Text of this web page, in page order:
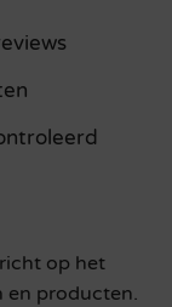
op het
en producten.